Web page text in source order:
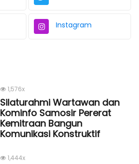
Instagram
1,576x
Silaturahmi Wartawan dan
Kominfo Samosir Pererat
Kemitraan Bangun
Komunikasi Konstruktif
1,444x